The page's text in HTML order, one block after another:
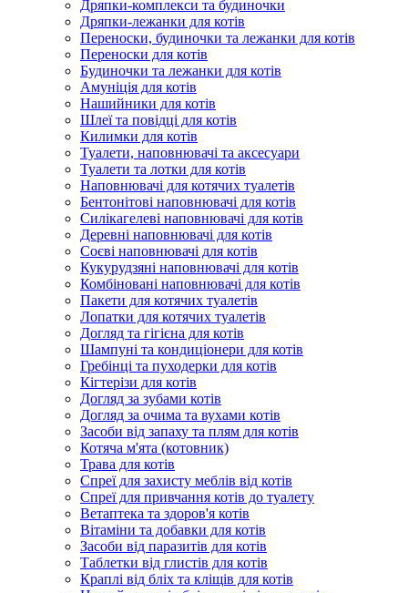
Дряпки-комплекси та будиночки
Дряпки-лежанки для котів
Переноски, будиночки та лежанки для котів
Переноски для котів
Будиночки та лежанки для котів
Амуніція для котів
Нашийники для котів
Шлеї та повідці для котів
Килимки для котів
Туалети, наповнювачі та аксесуари
Туалети та лотки для котів
Наповнювачі для котячих туалетів
Бентонітові наповнювачі для котів
Силікагелеві наповнювачі для котів
Деревні наповнювачі для котів
Соєві наповнювачі для котів
Кукурудзяні наповнювачі для котів
Комбіновані наповнювачі для котів
Пакети для котячих туалетів
Лопатки для котячих туалетів
Догляд та гігієна для котів
Шампуні та кондиціонери для котів
Гребінці та пуходерки для котів
Кігтерізи для котів
Догляд за зубами котів
Догляд за очима та вухами котів
Засоби від запаху та плям для котів
Котяча м'ята (котовник)
Трава для котів
Спреї для захисту меблів від котів
Спреї для привчання котів до туалету
Ветаптека та здоров'я котів
Вітаміни та добавки для котів
Засоби від паразитів для котів
Таблетки від глистів для котів
Краплі від бліх та кліщів для котів